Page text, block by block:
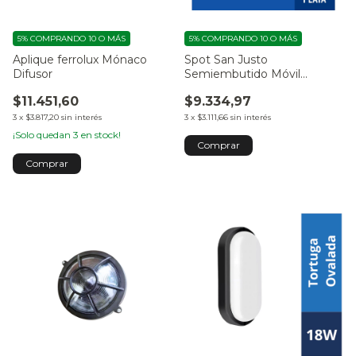
Aplique ferrolux Mónaco
Difusor
$11.451,60
3 x $3.817,20 sin interés
5% COMPRANDO 10 O MÁS
¡Solo quedan 3 en stock!
Spot San Justo
Semiembutido Móvil
$9.334,97
3 x $3.111,66 sin interés
5% COMPRANDO 10 O MÁS
Comprar